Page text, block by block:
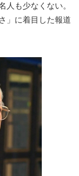
も少なくない。
」に着目した報道